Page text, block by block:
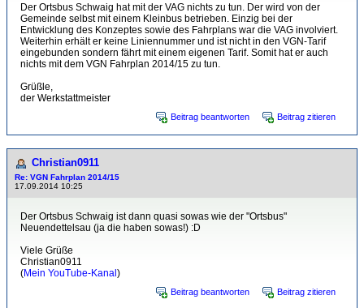
Der Ortsbus Schwaig hat mit der VAG nichts zu tun. Der wird von der
Gemeinde selbst mit einem Kleinbus betrieben. Einzig bei der
Entwicklung des Konzeptes sowie des Fahrplans war die VAG involviert.
Weiterhin erhält er keine Liniennummer und ist nicht in den VGN-Tarif
eingebunden sondern fährt mit einem eigenen Tarif. Somit hat er auch
nichts mit dem VGN Fahrplan 2014/15 zu tun.
Grüßle,
der Werkstattmeister
Beitrag beantworten Beitrag zitieren
Christian0911
Re: VGN Fahrplan 2014/15
17.09.2014 10:25
Der Ortsbus Schwaig ist dann quasi sowas wie der "Ortsbus"
Neuendettelsau (ja die haben sowas!) :D
Viele Grüße
Christian0911
(Mein YouTube-Kanal )
Beitrag beantworten Beitrag zitieren